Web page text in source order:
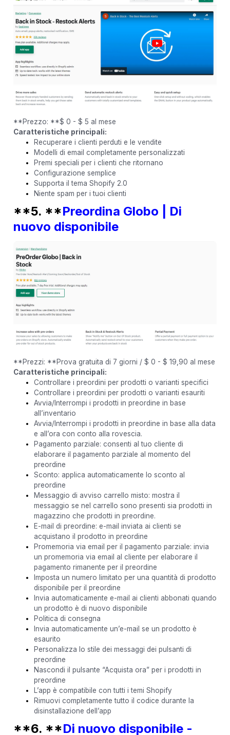
**Prezzo: **$ 0 - $ 5 al mese
Caratteristiche principali:
Recuperare i clienti perduti e le vendite
Modelli di email completamente personalizzati
Premi speciali per i clienti che ritornano
Configurazione semplice
Supporta il tema Shopify 2.0
Niente spam per i tuoi clienti
**5. **Preordina Globo | Di
nuovo disponibile
**Prezzi: **Prova gratuita di 7 giorni / $ 0 - $ 19,90 al mese
Caratteristiche principali:
Controllare i preordini per prodotti o varianti specifici
Controllare i preordini per prodotti o varianti esauriti
Avvia/Interrompi i prodotti in preordine in base
all’inventario
Avvia/Interrompi i prodotti in preordine in base alla data
e all’ora con conto alla rovescia.
Pagamento parziale: consenti al tuo cliente di
elaborare il pagamento parziale al momento del
preordine
Sconto: applica automaticamente lo sconto al
preordine
Messaggio di avviso carrello misto: mostra il
messaggio se nel carrello sono presenti sia prodotti in
magazzino che prodotti in preordine.
E-mail di preordine: e-mail inviata ai clienti se
acquistano il prodotto in preordine
Promemoria via email per il pagamento parziale: invia
un promemoria via email al cliente per elaborare il
pagamento rimanente per il preordine
Imposta un numero limitato per una quantità di prodotto
disponibile per il preordine
Invia automaticamente e-mail ai clienti abbonati quando
un prodotto è di nuovo disponibile
Politica di consegna
Invia automaticamente un’e-mail se un prodotto è
esaurito
Personalizza lo stile dei messaggi dei pulsanti di
preordine
Nascondi il pulsante “Acquista ora” per i prodotti in
preordine
L’app è compatibile con tutti i temi Shopify
Rimuovi completamente tutto il codice durante la
disinstallazione dell’app
**6. **Di nuovo disponibile -